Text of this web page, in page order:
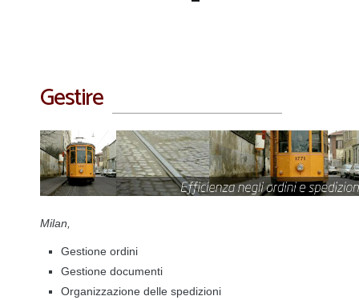
Gestire
Milan,
Gestione ordini
Gestione documenti
Organizzazione delle spedizioni